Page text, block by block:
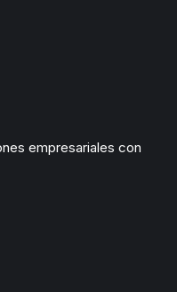
empresariales con